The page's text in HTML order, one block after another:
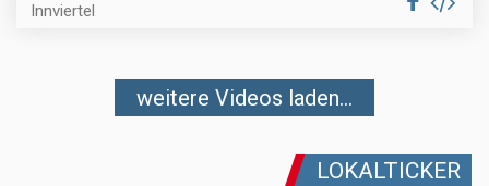
Innviertel
weitere Videos laden...
LOKALTICKER